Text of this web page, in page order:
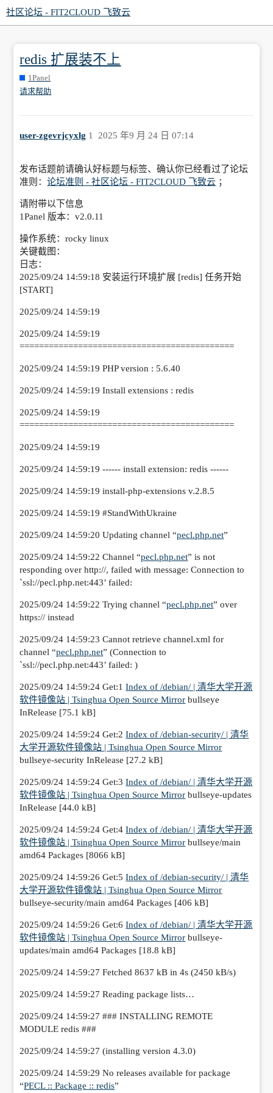
社区论坛 - FIT2CLOUD 飞致云
redis 扩展装不上
1Panel
请求帮助
user-zgevrjcyxlg 2025 年9 月 24 日 07:14
1
发布话题前请确认好标题与标签、确认你已经看过了论坛
准则：论坛准则 - 社区论坛 - FIT2CLOUD 飞致云 ；
请附带以下信息
1Panel 版本：v2.0.11
操作系统：rocky linux
关键截图：
日志：
2025/09/24 14:59:18 安装运行环境扩展 [redis] 任务开始
[START]
2025/09/24 14:59:19
2025/09/24 14:59:19
============================================
2025/09/24 14:59:19 PHP version : 5.6.40
2025/09/24 14:59:19 Install extensions : redis
2025/09/24 14:59:19
============================================
2025/09/24 14:59:19
2025/09/24 14:59:19 ------ install extension: redis ------
2025/09/24 14:59:19 install-php-extensions v.2.8.5
2025/09/24 14:59:19#StandWithUkraine
2025/09/24 14:59:20 Updating channel “pecl.php.net”
2025/09/24 14:59:22 Channel “pecl.php.net” is not
responding over http://, failed with message: Connection to
`ssl://pecl.php.net:443’ failed:
2025/09/24 14:59:22 Trying channel “pecl.php.net” over
https:// instead
2025/09/24 14:59:23 Cannot retrieve channel.xml for
channel “pecl.php.net” (Connection to
`ssl://pecl.php.net:443’ failed: )
2025/09/24 14:59:24 Get:1Index of /debian/ | 清华大学开源
软件镜像站 | Tsinghua Open Source Mirror bullseye
InRelease [75.1 kB]
2025/09/24 14:59:24 Get:2Index of /debian-security/ | 清华
大学开源软件镜像站 | Tsinghua Open Source Mirror
bullseye-security InRelease [27.2 kB]
2025/09/24 14:59:24 Get:3Index of /debian/ | 清华大学开源
软件镜像站 | Tsinghua Open Source Mirror bullseye-updates
InRelease [44.0 kB]
2025/09/24 14:59:24 Get:4Index of /debian/ | 清华大学开源
软件镜像站 | Tsinghua Open Source Mirror bullseye/main
amd64 Packages [8066 kB]
2025/09/24 14:59:26 Get:5Index of /debian-security/ | 清华
大学开源软件镜像站 | Tsinghua Open Source Mirror
bullseye-security/main amd64 Packages [406 kB]
2025/09/24 14:59:26 Get:6Index of /debian/ | 清华大学开源
软件镜像站 | Tsinghua Open Source Mirror bullseye-
updates/main amd64 Packages [18.8 kB]
2025/09/24 14:59:27 Fetched 8637 kB in 4s (2450 kB/s)
2025/09/24 14:59:27 Reading package lists…
2025/09/24 14:59:27 ### INSTALLING REMOTE
MODULE redis ###
2025/09/24 14:59:27 (installing version 4.3.0)
2025/09/24 14:59:29 No releases available for package
“PECL :: Package :: redis”